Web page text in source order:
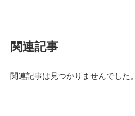
関連記事
関連記事は見つかりませんでした。